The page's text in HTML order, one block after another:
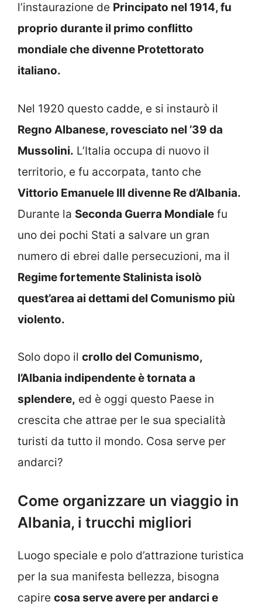
l’instaurazione de Principato nel 1914, fu
proprio durante il primo conflitto
mondiale che divenne Protettorato
italiano.
Nel 1920 questo cadde, e si instaurò il
Regno Albanese, rovesciato nel ’39 da
Mussolini. L’Italia occupa di nuovo il
territorio, e fu accorpata, tanto che
Vittorio Emanuele III divenne Re d’Albania.
Durante la Seconda Guerra Mondiale fu
uno dei pochi Stati a salvare un gran
numero di ebrei dalle persecuzioni, ma il
Regime fortemente Stalinista isolò
quest’area ai dettami del Comunismo più
violento.
Solo dopo il crollo del Comunismo,
l’Albania indipendente è tornata a
splendere, ed è oggi questo Paese in
crescita che attrae per le sua specialità
turisti da tutto il mondo. Cosa serve per
andarci?
Come organizzare un viaggio in
Albania, i trucchi migliori
Luogo speciale e polo d’attrazione turistica
per la sua manifesta bellezza, bisogna
capire cosa serve avere per andarci e